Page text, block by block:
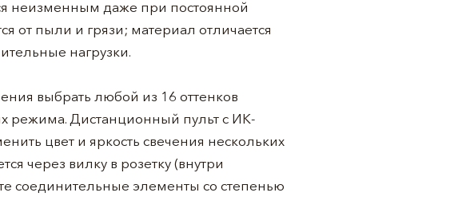
неизменным даже при постоянной
от пыли и грязи; материал отличается
нагрузки.
выбрать любой из 16 оттенков
режима. Дистанционный пульт с ИК-
цвет и яркость свечения нескольких
через вилку в розетку (внутри
соединительные элементы со степенью